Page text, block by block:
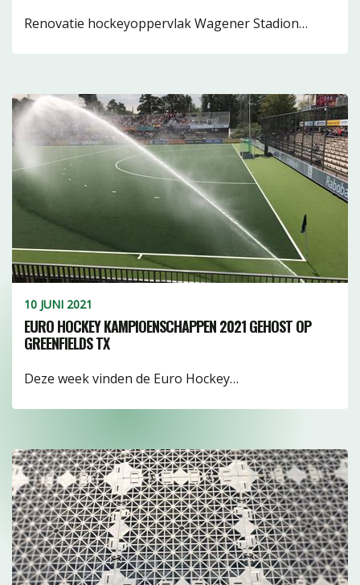
Watervrij3
Geweven7
Renovatie hockeyoppervlak Wagener Stadion…
10 JUNI 2021
EURO HOCKEY KAMPIOENSCHAPPEN 2021 GEHOST OP
GREENFIELDS TX
Deze week vinden de Euro Hockey…